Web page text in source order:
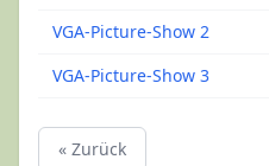
VGA-Picture-Show 2
VGA-Picture-Show 3
« Zurück